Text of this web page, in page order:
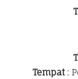
Tempat: